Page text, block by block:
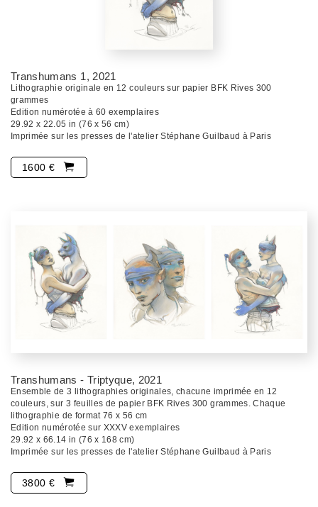
Transhumans 1, 2021
Lithographie originale en 12 couleurs sur papier BFK Rives 300
grammes
Edition numérotée à 60 exemplaires
29.92 x 22.05 in (76 x 56 cm)
Imprimée sur les presses de l'atelier Stéphane Guilbaud à Paris
1600 €
Transhumans - Triptyque, 2021
Ensemble de 3 lithographies originales, chacune imprimée en 12
couleurs, sur 3 feuilles de papier BFK Rives 300 grammes. Chaque
lithographie de format 76 x 56 cm
Edition numérotée sur XXXV exemplaires
29.92 x 66.14 in (76 x 168 cm)
Imprimée sur les presses de l'atelier Stéphane Guilbaud à Paris
3800 €